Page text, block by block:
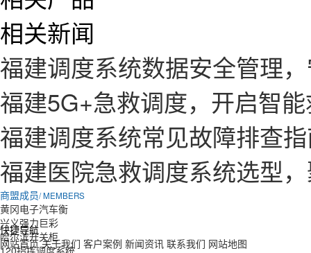
相关新闻
福建调度系统数据安全管理
福建5G+急救调度，开启智
福建调度系统常见故障排查
福建医院急救调度系统选型
商盟成员/ MEMBERS
黄冈电子汽车衡
兴义强力巨彩
哈尔滨开关柜
快捷导航
网站首页 关于我们 客户案例 新闻资讯 联系我们 网站地图